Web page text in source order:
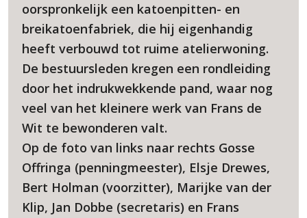
oorspronkelijk een katoenpitten- en
breikatoenfabriek, die hij eigenhandig
heeft verbouwd tot ruime atelierwoning.
De bestuursleden kregen een rondleiding
door het indrukwekkende pand, waar nog
veel van het kleinere werk van Frans de
Wit te bewonderen valt.
Op de foto van links naar rechts Gosse
Offringa (penningmeester), Elsje Drewes,
Bert Holman (voorzitter), Marijke van der
Klip, Jan Dobbe (secretaris) en Frans